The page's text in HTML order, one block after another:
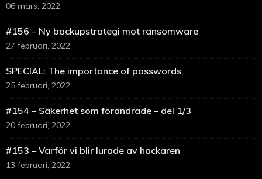
06 mars, 2022
#156 – Ny backupstrategi mot ransomware
27 februari, 2022
SPECIAL: The importance of passwords
25 februari, 2022
#154 – Säkerhet som förändrade – del 1/3
20 februari, 2022
#153 – Varför vi blir lurade av hackaren
13 februari, 2022